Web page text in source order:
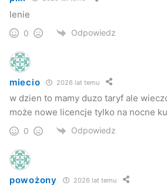
lenie
0 Odpowiedz
miecio 2026 lat temu
w dzien to mamy duzo taryf ale
może nowe licencje tylko na nocne
0 Odpowiedz
powożony 2026 lat temu